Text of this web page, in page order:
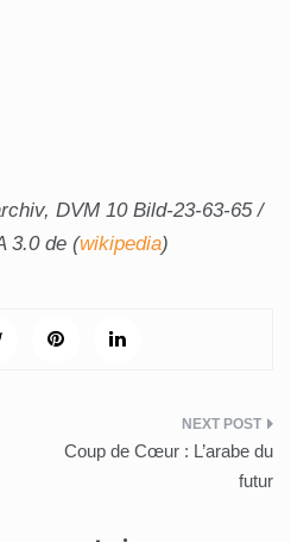
DVM 10 Bild-23-63-65 /
3.0 de (wikipedia)
Coup de Cœur : L’arabe du
futur